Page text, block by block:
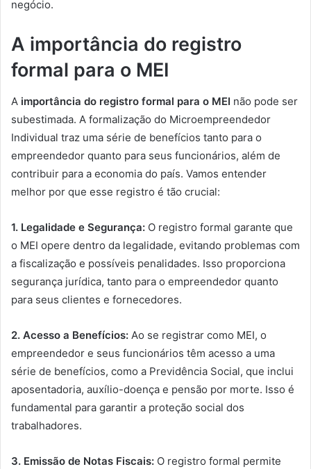
negócio.
A importância do registro
formal para o MEI
A importância do registro formal para o MEI não pode ser
subestimada. A formalização do Microempreendedor
Individual traz uma série de benefícios tanto para o
empreendedor quanto para seus funcionários, além de
contribuir para a economia do país. Vamos entender
melhor por que esse registro é tão crucial:
1. Legalidade e Segurança: O registro formal garante que
o MEI opere dentro da legalidade, evitando problemas com
a fiscalização e possíveis penalidades. Isso proporciona
segurança jurídica, tanto para o empreendedor quanto
para seus clientes e fornecedores.
2. Acesso a Benefícios: Ao se registrar como MEI, o
empreendedor e seus funcionários têm acesso a uma
série de benefícios, como a Previdência Social, que inclui
aposentadoria, auxílio-doença e pensão por morte. Isso é
fundamental para garantir a proteção social dos
trabalhadores.
3. Emissão de Notas Fiscais: O registro formal permite